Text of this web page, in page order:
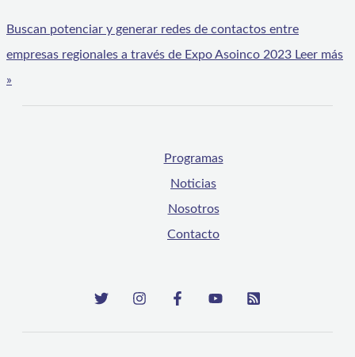
Buscan potenciar y generar redes de contactos entre
empresas regionales a través de Expo Asoinco 2023 Leer más
»
Programas
Noticias
Nosotros
Contacto